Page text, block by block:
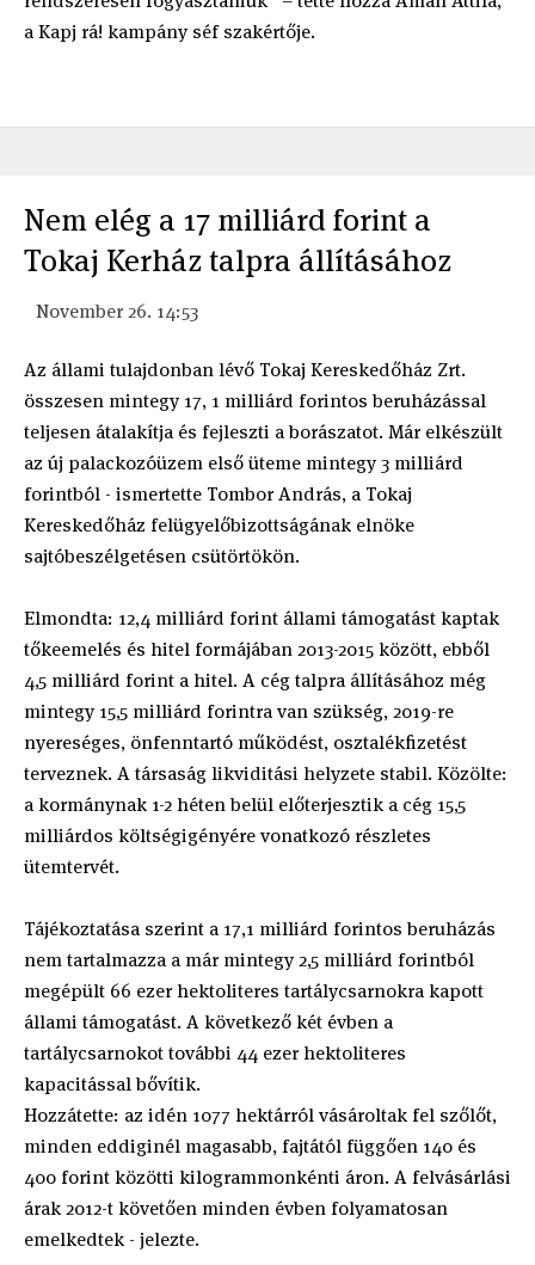
a Kapj rá! kampány séf szakértője.
Nem elég a 17 milliárd forint a
Tokaj Kerház talpra állításához
November 26. 14:53
Az állami tulajdonban lévő Tokaj Kereskedőház Zrt.
összesen mintegy 17, 1 milliárd forintos beruházással
teljesen átalakítja és fejleszti a borászatot. Már elkészült
az új palackozóüzem első üteme mintegy 3 milliárd
forintból - ismertette Tombor András, a Tokaj
Kereskedőház felügyelőbizottságának elnöke
sajtóbeszélgetésen csütörtökön.
Elmondta: 12,4 milliárd forint állami támogatást kaptak
tőkeemelés és hitel formájában 2013-2015 között, ebből
4,5 milliárd forint a hitel. A cég talpra állításához még
mintegy 15,5 milliárd forintra van szükség, 2019-re
nyereséges, önfenntartó működést, osztalékfizetést
terveznek. A társaság likviditási helyzete stabil. Közölte:
a kormánynak 1-2 héten belül előterjesztik a cég 15,5
milliárdos költségigényére vonatkozó részletes
ütemtervét.
Tájékoztatása szerint a 17,1 milliárd forintos beruházás
nem tartalmazza a már mintegy 2,5 milliárd forintból
megépült 66 ezer hektoliteres tartálycsarnokra kapott
állami támogatást. A következő két évben a
tartálycsarnokot további 44 ezer hektoliteres
kapacitással bővítik.
Hozzátette: az idén 1077 hektárról vásároltak fel szőlőt,
minden eddiginél magasabb, fajtától függően 140 és
400 forint közötti kilogrammonkénti áron. A felvásárlási
árak 2012-t követően minden évben folyamatosan
emelkedtek - jelezte.